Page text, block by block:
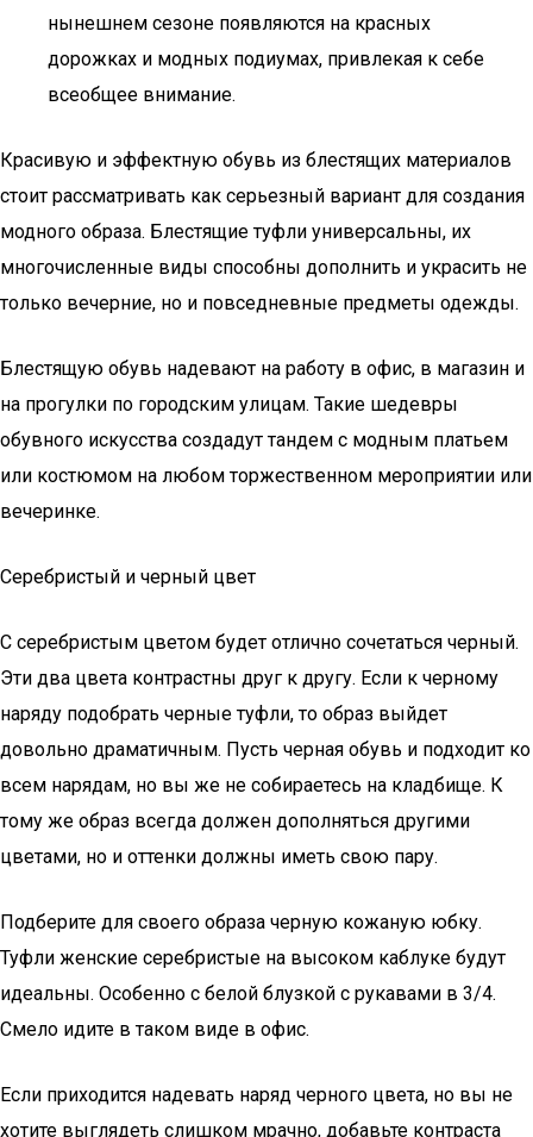
нынешнем сезоне появляются на красных
дорожках и модных подиумах, привлекая к себе
всеобщее внимание.
Красивую и эффектную обувь из блестящих материалов
стоит рассматривать как серьезный вариант для создания
модного образа. Блестящие туфли универсальны, их
многочисленные виды способны дополнить и украсить не
только вечерние, но и повседневные предметы одежды.
Блестящую обувь надевают на работу в офис, в магазин и
на прогулки по городским улицам. Такие шедевры
обувного искусства создадут тандем с модным платьем
или костюмом на любом торжественном мероприятии или
вечеринке.
Серебристый и черный цвет
С серебристым цветом будет отлично сочетаться черный.
Эти два цвета контрастны друг к другу. Если к черному
наряду подобрать черные туфли, то образ выйдет
довольно драматичным. Пусть черная обувь и подходит ко
всем нарядам, но вы же не собираетесь на кладбище. К
тому же образ всегда должен дополняться другими
цветами, но и оттенки должны иметь свою пару.
Подберите для своего образа черную кожаную юбку.
Туфли женские серебристые на высоком каблуке будут
идеальны. Особенно с белой блузкой с рукавами в 3/4.
Смело идите в таком виде в офис.
Если приходится надевать наряд черного цвета, но вы не
хотите выглядеть слишком мрачно, добавьте контраста